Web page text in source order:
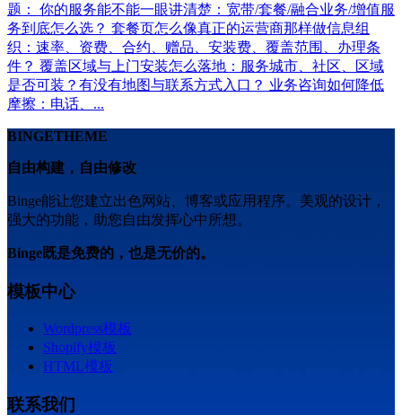
题： 你的服务能不能一眼讲清楚：宽带/套餐/融合业务/增值服
务到底怎么选？ 套餐页怎么像真正的运营商那样做信息组
织：速率、资费、合约、赠品、安装费、覆盖范围、办理条
件？ 覆盖区域与上门安装怎么落地：服务城市、社区、区域
是否可装？有没有地图与联系方式入口？ 业务咨询如何降低
摩擦：电话、...
BINGETHEME
自由构建，自由修改
Binge能让您建立出色网站、博客或应用程序。美观的设计，
强大的功能，助您自由发挥心中所想。
Binge既是免费的，也是无价的。
模板中心
Wordpress模板
Shopify模板
HTML模板
联系我们